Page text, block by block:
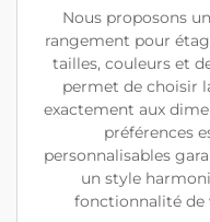
Nous proposons
rangement pour
tailles, couleurs et
permet de choisir
exactement aux
préférences
personnalisables
un style
fonctionnalité de